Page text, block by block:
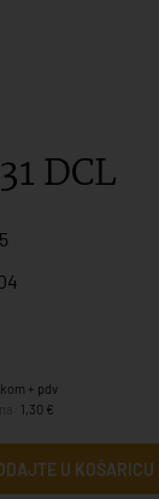
DCL
+ pdv
1,30 €
U KOŠARICU